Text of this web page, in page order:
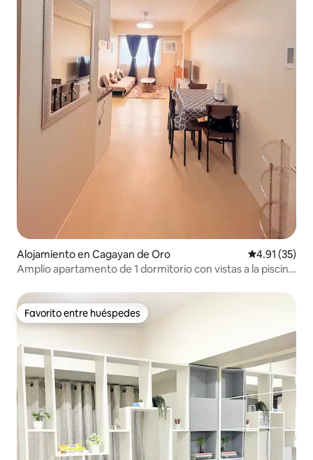
Alojamiento en Cagayan de Oro Calificación
4.91 (35)
Amplio apartamento de 1 dormitorio con vistas a la piscina
Favorito entre huéspedes
Favorito entre huéspedes